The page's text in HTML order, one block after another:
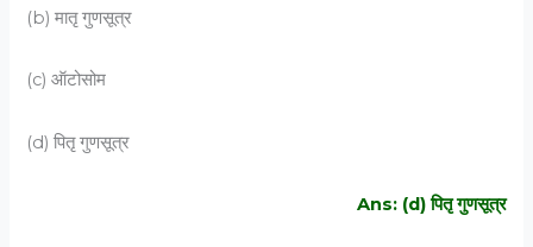
(b) मातृ गुणसूत्र
(c) ऑटोसोम
(d) पितृ गुणसूत्र
Ans: (d) पितृ गुणसूत्र